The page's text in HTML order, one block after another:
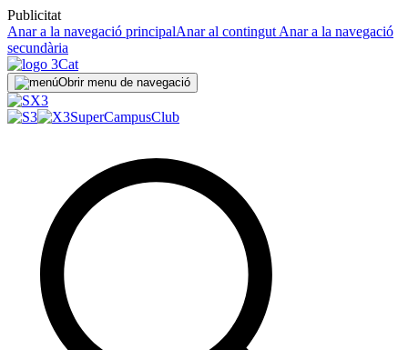
Publicitat
Anar a la navegació principalAnar al contingut Anar a la navegació
secundària
Obrir menu de navegació
SuperCampusClub